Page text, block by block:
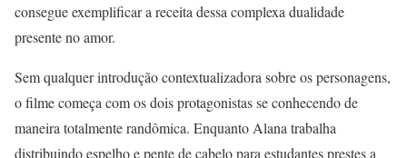
consegue exemplificar a receita dessa complexa dualidade
presente no amor.
Sem qualquer introdução contextualizadora sobre os personagens,
o filme começa com os dois protagonistas se conhecendo de
maneira totalmente randômica. Enquanto Alana trabalha
distribuindo espelho e pente de cabelo para estudantes prestes a